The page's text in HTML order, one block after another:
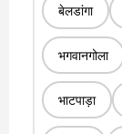
बेलडांगा
भगवानगोला
भाटपाड़ा